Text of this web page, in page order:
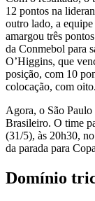
12 pontos na
outro lado, a
amargou três
da Conmebol para
O’Higgins, que
posição, com 10
colocação, com oito.
Agora, o São Paulo
Brasileiro. O time
(31/5), às 20h30,
da parada para
Domínio